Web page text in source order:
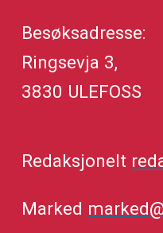
Besøksadresse:
Ringsevja 3,
3830 ULEFOSS
Redaksjonelt
Marked